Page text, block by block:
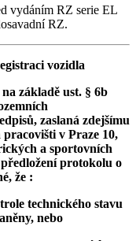
vydáním RZ serie EL
RZ.
vozidla
základě ust. § 6b
zaslaná zdejšímu
v Praze 10,
a sportovních
protokolu o
že :
technického stavu
nebo